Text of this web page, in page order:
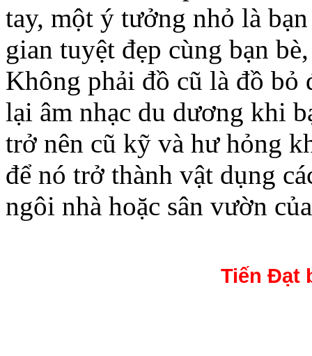
tay, một ý tưởng nhỏ là
gian tuyệt đẹp cùng bạn
Không phải đồ cũ là đồ
lại âm nhạc du dương khi
trở nên cũ kỹ và hư hỏng
để nó trở thành vật dụng
ngôi nhà hoặc sân vườn
Tiến Đạt